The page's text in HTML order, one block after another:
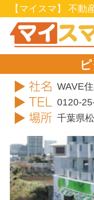
【マイスマ】 不
社名
WAVE
TEL
0120-
住所
千葉県